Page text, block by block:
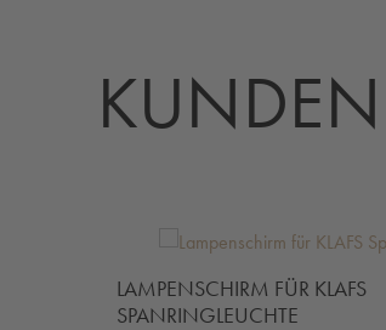
LAMPENSCHIRM FÜR KLAFS
SPANRINGLEUCHTE